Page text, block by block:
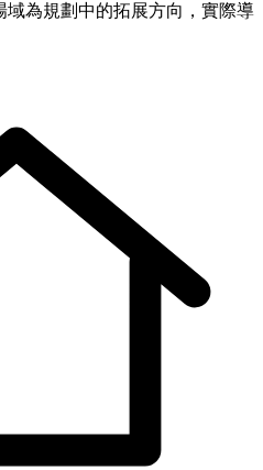
域為規劃中的拓展方向，實際導